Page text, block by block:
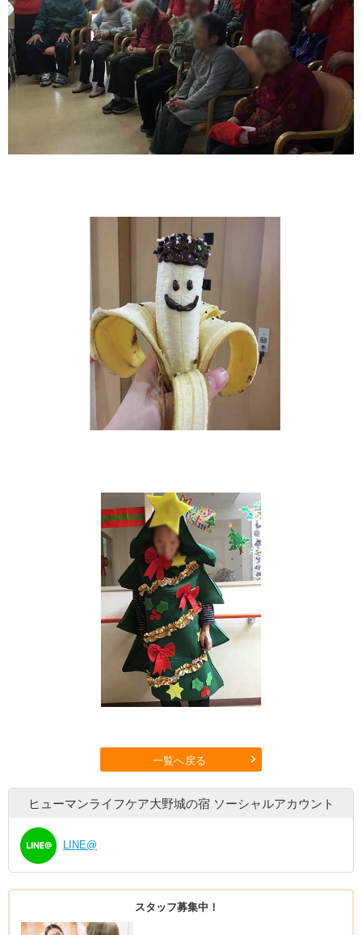
一覧へ戻る
ヒューマンライフケア大野城の宿 ソーシャルアカウント
LINE@
スタッフ募集中！